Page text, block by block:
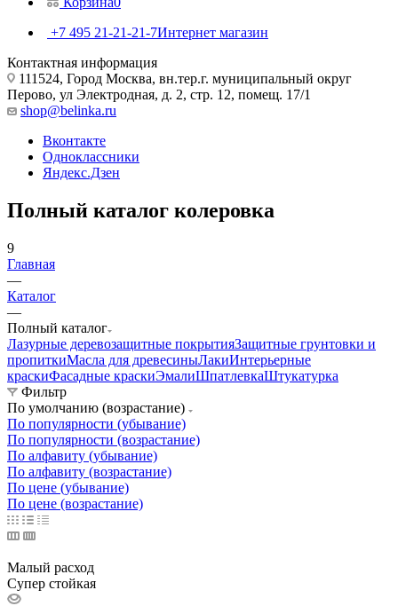
+7 495 21-21-21-7Интернет магазин
Контактная информация
111524, Город Москва, вн.тер.г. муниципальный округ
Перово, ул Электродная, д. 2, стр. 12, помещ. 17/1
shop@belinka.ru
Вконтакте
Одноклассники
Яндекс.Дзен
Полный каталог колеровка
9
Главная
—
Каталог
—
Полный каталог
Лазурные деревозащитные покрытияЗащитные грунтовки и
пропиткиМасла для древесиныЛакиИнтерьерные
краскиФасадные краскиЭмалиШпатлевкаШтукатурка
Фильтр
По умолчанию (возрастание)
По популярности (убывание)
По популярности (возрастание)
По алфавиту (убывание)
По алфавиту (возрастание)
По цене (убывание)
По цене (возрастание)
Малый расход
Супер стойкая